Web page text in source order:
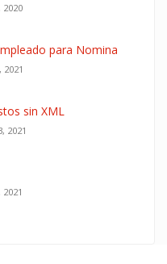
2020
para Nomina
2021
sin XML
2021